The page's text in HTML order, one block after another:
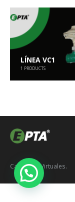
LÍNEA VC1
1 PRODUCTS
Catálogos Virtuales.